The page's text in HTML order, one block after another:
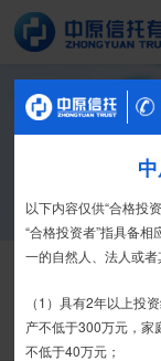
信托产品
产16088亿元，按时足
信托产品
栏目首页 热销产品
精英理财俱乐部
尊敬的投资者：
合格投资者认证、风
亲自操作完成，不得由
我司信托产品账户
信托合同约定转入我
时，请注意不要向任何
以下内容仅供“合格投
“合格投资者”指具备
一的自然人、法人或者
（1）具有2年以上投
产不低于300万元，家
不低于40万元；